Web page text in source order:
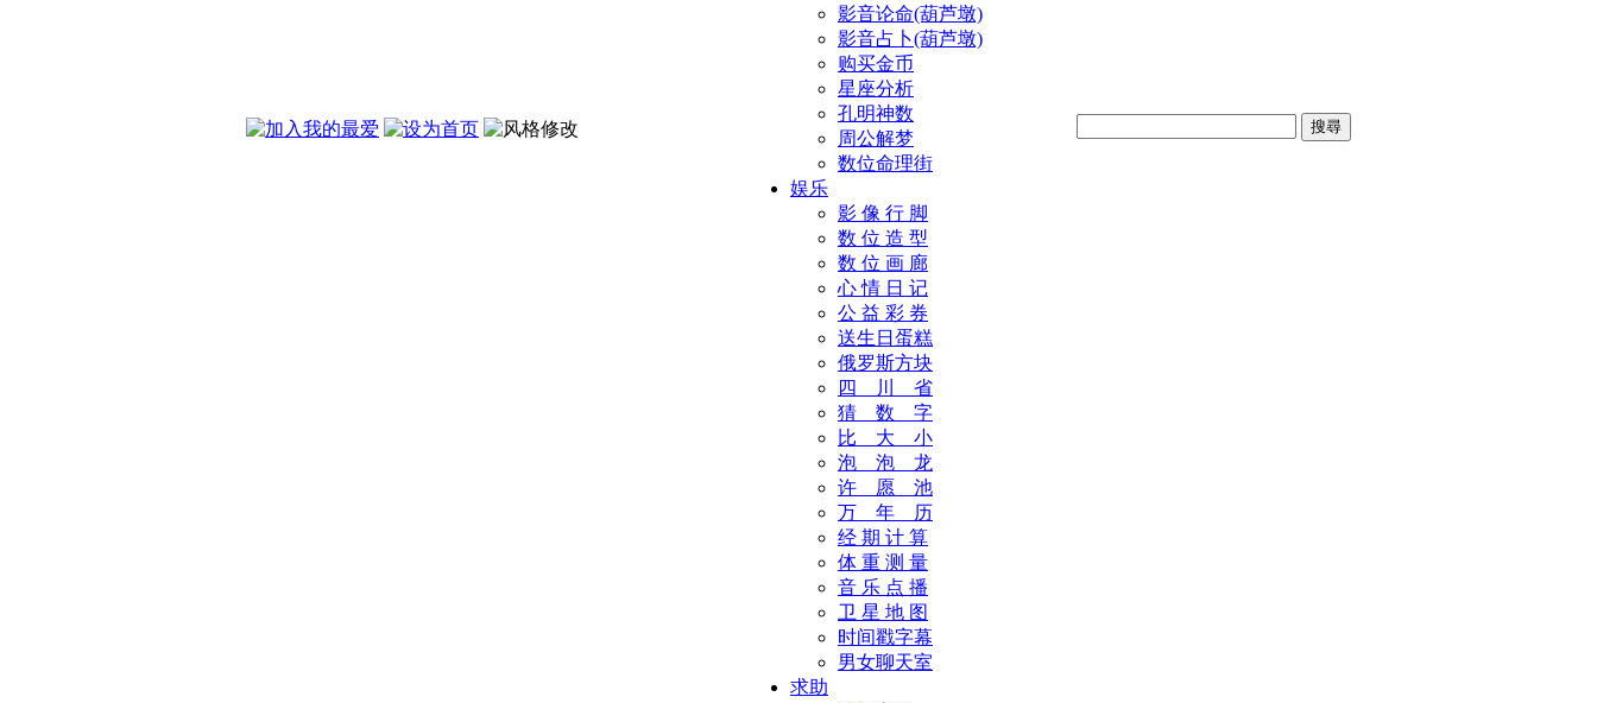
影音论命(葫芦墩)
影音占卜(葫芦墩)
购买金币
星座分析
孔明神数
周公解梦
数位命理街
娱乐
影 像 行 脚
数 位 造 型
数 位 画 廊
心 情 日 记
公 益 彩 券
送生日蛋糕
俄罗斯方块
四 川 省
猜 数 字
比 大 小
泡 泡 龙
许 愿 池
万 年 历
经 期 计 算
体 重 测 量
音 乐 点 播
卫 星 地 图
时间戳字幕
男女聊天室
求助